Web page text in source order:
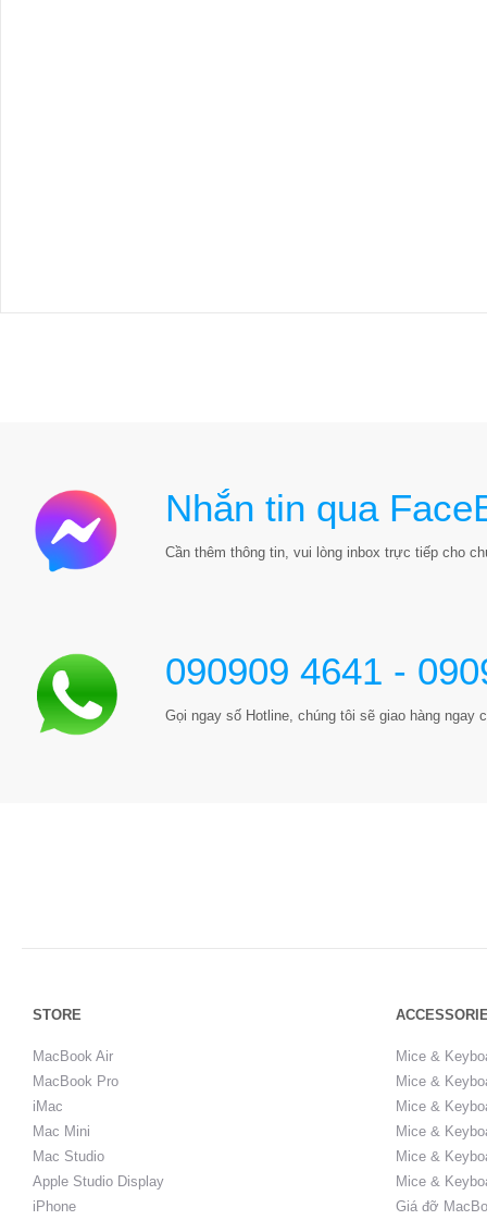
Nhắn tin qua
Cần thêm thông tin, vui lòng inbox trực tiếp cho
090909 4641 -
Gọi ngay số Hotline, chúng tôi sẽ giao hàng ngay
STORE
MacBook Air
MacBook Pro
iMac
Mac Mini
Mac Studio
Apple Studio Display
iPhone
Mice &
Mice &
Mice &
Mice &
Mice &
Mice &
Giá đỡ